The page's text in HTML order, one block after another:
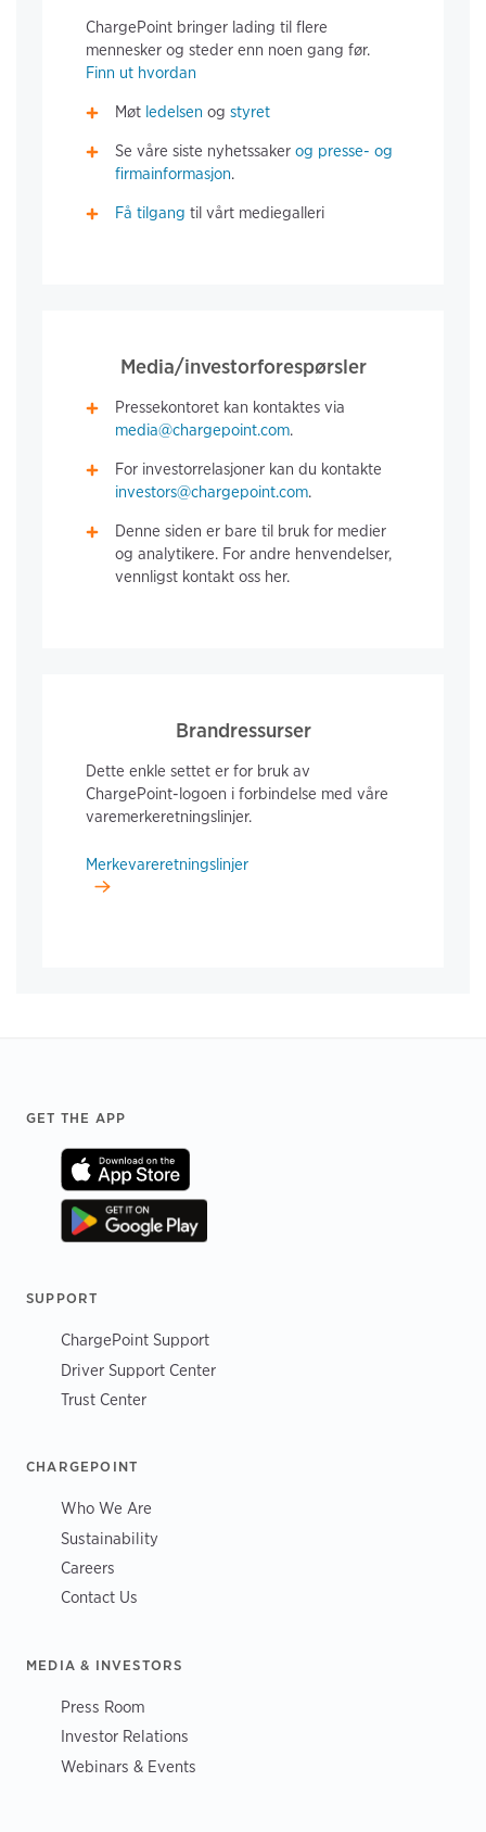
ChargePoint bringer lading til flere
mennesker og steder enn noen gang før.
Finn ut hvordan
Møt ledelsen ogstyret
Se våre siste nyhetssakerog presse- og
firmainformasjon.
Få tilgang til vårt mediegalleri
Media/investorforespørsler
Pressekontoret kan kontaktes via
media@chargepoint.com.
For investorrelasjoner kan du kontakte
investors@chargepoint.com.
Denne siden er bare til bruk for medier
og analytikere. For andre henvendelser,
vennligst kontakt oss her.
Brandressurser
Dette enkle settet er for bruk av
ChargePoint-logoen i forbindelse med våre
varemerkeretningslinjer.
Merkevareretningslinjer
Footer
GET THE APP
SUPPORT
ChargePoint Support
Driver Support Center
Trust Center
CHARGEPOINT
Who We Are
Sustainability
Careers
Contact Us
MEDIA & INVESTORS
Press Room
Investor Relations
Webinars & Events